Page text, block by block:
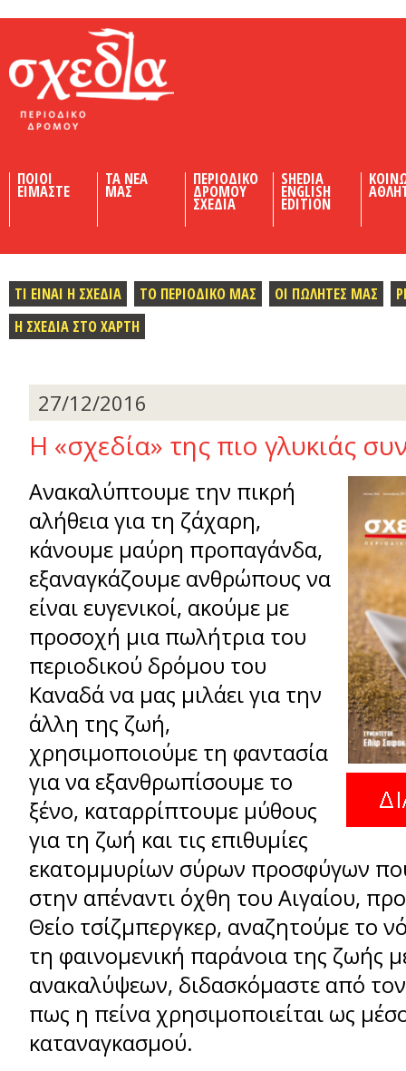
ΠΟΙΟΙ
ΕΙΜΑΣΤΕ
ΤΑ ΝΕΑ
ΜΑΣ
ΠΕΡΙΟΔΙΚΟ
ΔΡΟΜΟΥ
ΣΧΕΔΙΑ
SHEDIA
ENGLISH
EDITION
ΤΙ ΕΙΝΑΙ Η ΣΧΕΔΙΑ ΤΟ ΠΕΡΙΟΔΙΚΟ ΜΑΣ ΟΙ ΠΩΛΗΤΕΣ ΜΑΣ
Η ΣΧΕΔΙΑ ΣΤΟ ΧΑΡΤΗ
27/12/2016
Η «σχεδία» της πιο γλυκιάς
Ανακαλύπτουμε την πικρή
αλήθεια για τη ζάχαρη,
κάνουμε μαύρη προπαγάνδα,
εξαναγκάζουμε ανθρώπους να
είναι ευγενικοί, ακούμε με
προσοχή μια πωλήτρια του
περιοδικού δρόμου του
Καναδά να μας μιλάει για την
άλλη της ζωή,
χρησιμοποιούμε τη φαντασία
για να εξανθρωπίσουμε το
ξένο, καταρρίπτουμε μύθους
για τη ζωή και τις επιθυμίες
εκατομμυρίων σύρων προσφύγων
στην απέναντι όχθη του Αιγαίου,
Θείο τσίζμπεργκερ, αναζητούμε το
τη φαινομενική παράνοια της ζωής
ανακαλύψεων, διδασκόμαστε από
πως η πείνα χρησιμοποιείται ως
καταναγκασμού.